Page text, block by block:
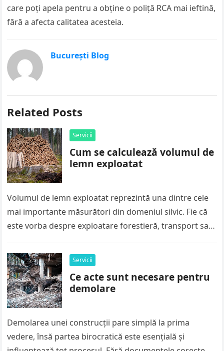
care poți apela pentru a obține o poliță RCA mai ieftină,
fără a afecta calitatea acesteia.
București Blog
Related Posts
Servicii
Cum se calculează volumul de
lemn exploatat
Volumul de lemn exploatat reprezintă una dintre cele
mai importante măsurători din domeniul silvic. Fie că
este vorba despre exploatare forestieră, transport sau
Servicii
Ce acte sunt necesare pentru
demolare
Demolarea unei construcții pare simplă la prima
vedere, însă partea birocratică este esențială și